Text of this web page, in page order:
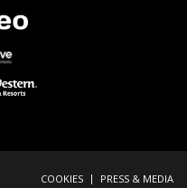
COOKIES | PRESS & MEDIA